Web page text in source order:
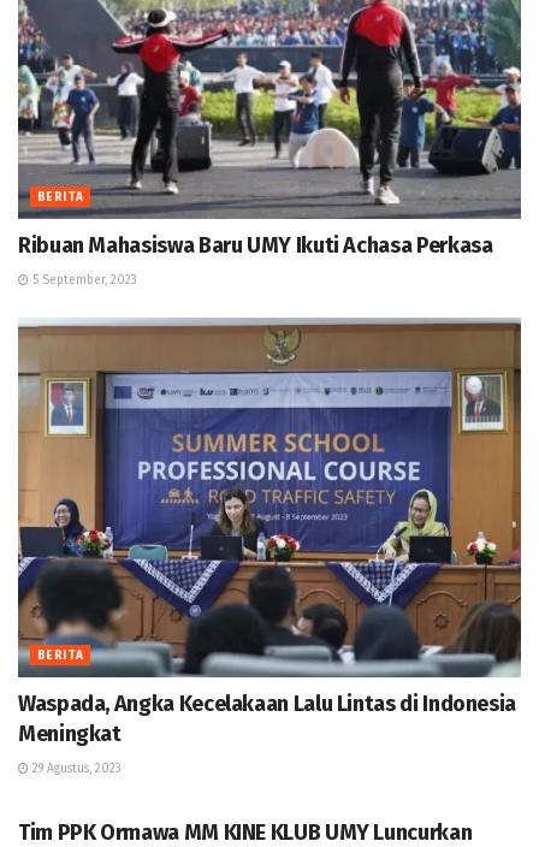
BERITA
Ribuan Mahasiswa Baru UMY Ikuti Achasa Perkasa
5 September, 2023
BERITA
Waspada, Angka Kecelakaan Lalu Lintas di Indonesia
Meningkat
29 Agustus, 2023
Tim PPK Ormawa MM KINE KLUB UMY Luncurkan